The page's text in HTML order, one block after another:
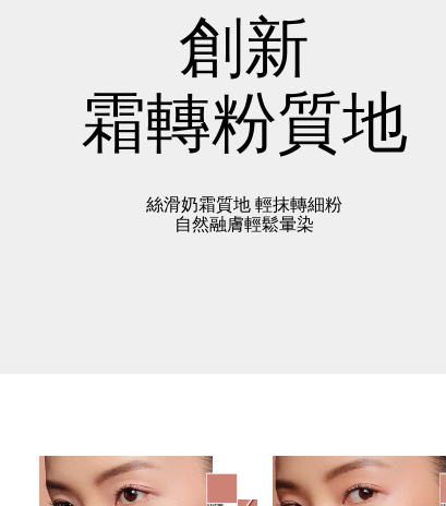
創新
霜轉粉質地
絲滑奶霜質地 輕抹轉細粉
自然融膚輕鬆暈染